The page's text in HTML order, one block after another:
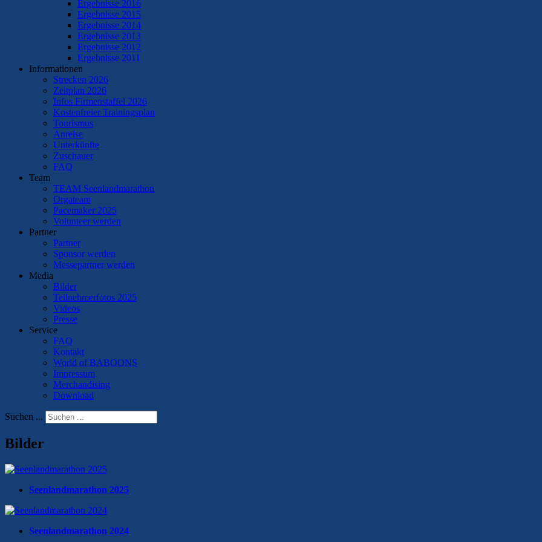
Ergebnisse 2016
Ergebnisse 2015
Ergebnisse 2014
Ergebnisse 2013
Ergebnisse 2012
Ergebnisse 2011
Informationen
Strecken 2026
Zeitplan 2026
Infos Firmenstaffel 2026
Kostenfreier Trainingsplan
Tourismus
Anreise
Unterkünfte
Zuschauer
FAQ
Team
TEAM Seenlandmarathon
Orgateam
Pacemaker 2025
Volunteer werden
Partner
Partner
Sponsor werden
Messepartner werden
Media
Bilder
Teilnehmerfotos 2025
Videos
Presse
Service
FAQ
Kontakt
World of BABOONS
Impressum
Merchandising
Download
Suchen ...
Bilder
Seenlandmarathon 2025
Seenlandmarathon 2024